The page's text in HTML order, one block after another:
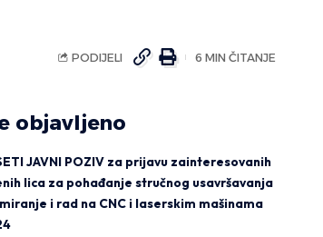
PODIJELI 6 MIN ČITANJE
objavljeno
JAVNI POZIV za prijavu zainteresovanih
lica za pohađanje stručnog usavršavanja
i rad na CNC i laserskim mašinama